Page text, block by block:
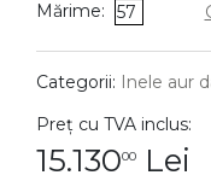
DIAMANTE
Cercei
Mărime: 57
Categorii: Inele aur
Preț cu TVA inclus:
15.13000 Lei